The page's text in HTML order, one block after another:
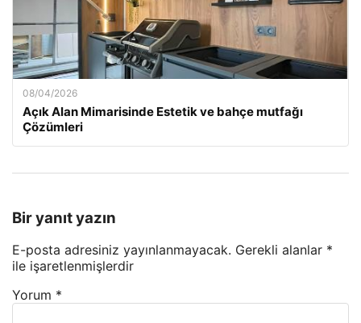
08/04/2026
Açık Alan Mimarisinde Estetik ve bahçe mutfağı
Çözümleri
Bir yanıt yazın
E-posta adresiniz yayınlanmayacak. Gerekli alanlar *
ile işaretlenmişlerdir
Yorum *